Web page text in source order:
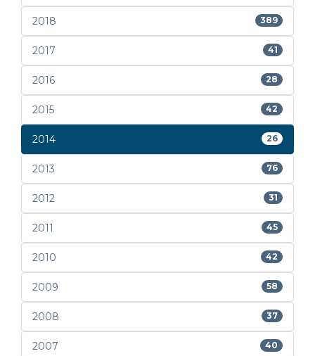
2018 389
2017 41
2016 28
2015 42
2014 26
2013 76
2012 31
2011 45
2010 42
2009 58
2008 37
2007 40